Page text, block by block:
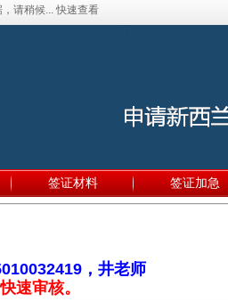
签证材料 签证加急
，井老师
速审核。